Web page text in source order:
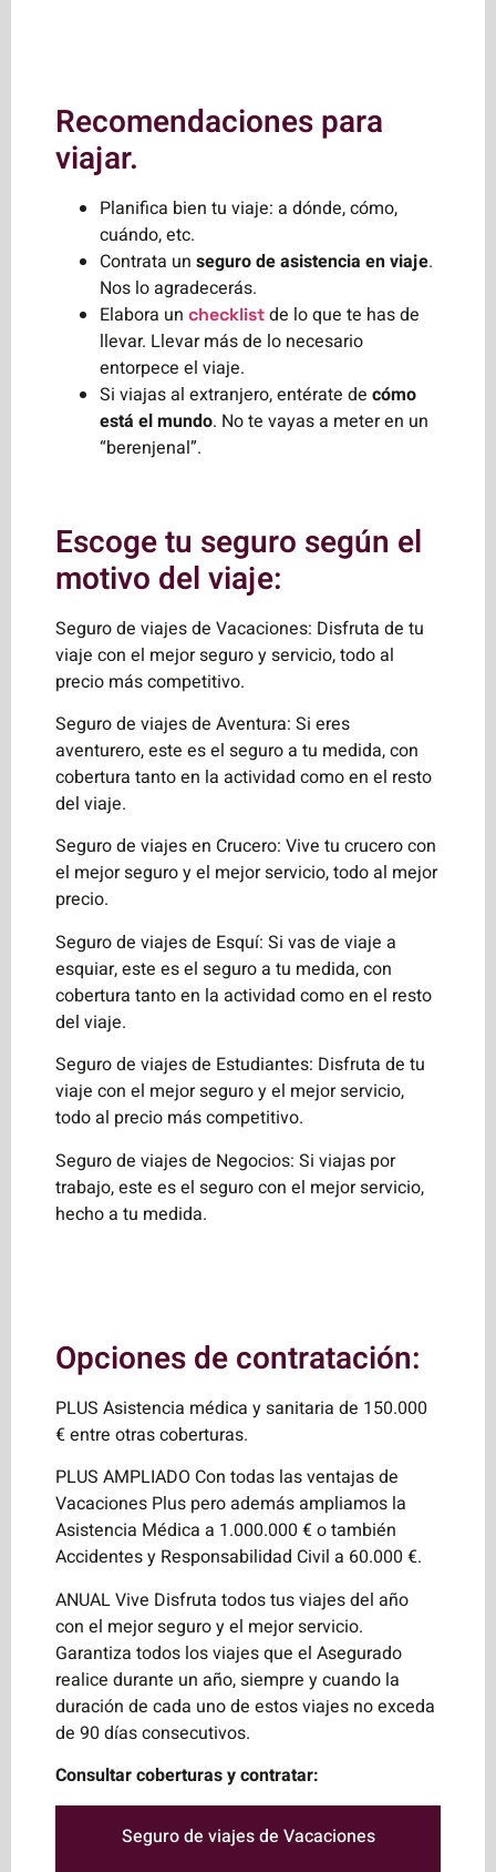
Recomendaciones para
viajar.
Planifica bien tu viaje: a dónde, cómo,
cuándo, etc.
Contrata un seguro de asistencia en viaje.
Nos lo agradecerás.
Elabora un checklistde lo que te has de
llevar. Llevar más de lo necesario
entorpece el viaje.
Si viajas al extranjero, entérate de cómo
está el mundo. No te vayas a meter en un
“berenjenal”.
Escoge tu seguro según el
motivo del viaje:
Seguro de viajes de Vacaciones: Disfruta de tu
viaje con el mejor seguro y servicio, todo al
precio más competitivo.
Seguro de viajes de Aventura: Si eres
aventurero, este es el seguro a tu medida, con
cobertura tanto en la actividad como en el resto
del viaje.
Seguro de viajes en Crucero: Vive tu crucero con
el mejor seguro y el mejor servicio, todo al mejor
precio.
Seguro de viajes de Esquí: Si vas de viaje a
esquiar, este es el seguro a tu medida, con
cobertura tanto en la actividad como en el resto
del viaje.
Seguro de viajes de Estudiantes: Disfruta de tu
viaje con el mejor seguro y el mejor servicio,
todo al precio más competitivo.
Seguro de viajes de Negocios: Si viajas por
trabajo, este es el seguro con el mejor servicio,
hecho a tu medida.
Opciones de contratación:
PLUS Asistencia médica y sanitaria de 150.000
€ entre otras coberturas.
PLUS AMPLIADO Con todas las ventajas de
Vacaciones Plus pero además ampliamos la
Asistencia Médica a 1.000.000 € o también
Accidentes y Responsabilidad Civil a 60.000 €.
ANUAL Vive Disfruta todos tus viajes del año
con el mejor seguro y el mejor servicio.
Garantiza todos los viajes que el Asegurado
realice durante un año, siempre y cuando la
duración de cada uno de estos viajes no exceda
de 90 días consecutivos.
Consultar coberturas y contratar:
Seguro de viajes de Vacaciones